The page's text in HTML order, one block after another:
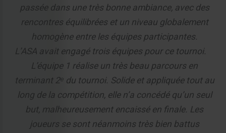
passée dans une très bonne ambiance, avec des
rencontres équilibrées et un niveau globalement
homogène entre les équipes participantes.
L’ASA avait engagé trois équipes pour ce tournoi.
L’équipe 1 réalise un très beau parcours en
terminant 2ᵉ du tournoi. Solide et appliquée tout au
long de la compétition, elle n’a concédé qu’un seul
but, malheureusement encaissé en finale. Les
joueurs se sont néanmoins très bien battus